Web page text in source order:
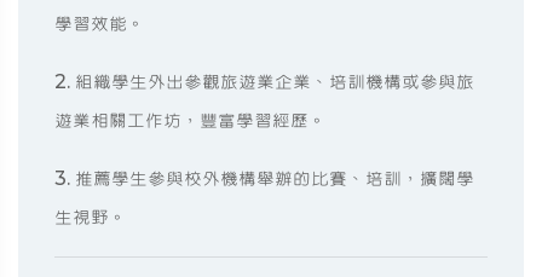
學習效能。
2. 組織學生外出參觀旅遊業企業、培訓機構或參與旅
遊業相關工作坊，豐富學習經歷。
3. 推薦學生參與校外機構舉辦的比賽、培訓，擴闊學
生視野。